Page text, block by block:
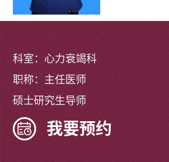
科室：心力衰竭科
职称：主任医师
硕士研究生导师
我要预约